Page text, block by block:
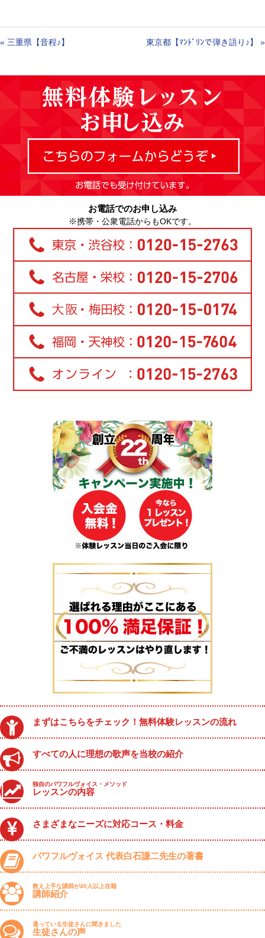
« 三重県【音程♪】 東京都【ﾏﾝﾄﾞﾘﾝで弾き語り♪】 »
お電話でのお申し込み
※携帯・公衆電話からもOKです。
まずはこちらをチェック！無料体験レッスンの流れ
すべての人に理想の歌声を当校の紹介
独自のパワフルヴォイス・メソッド
レッスンの内容
さまざまなニーズに対応コース・料金
パワフルヴォイス 代表白石謙二先生の著書
教え上手な講師が40人以上在籍
講師紹介
通っている生徒さんに聞きました
生徒さんの声